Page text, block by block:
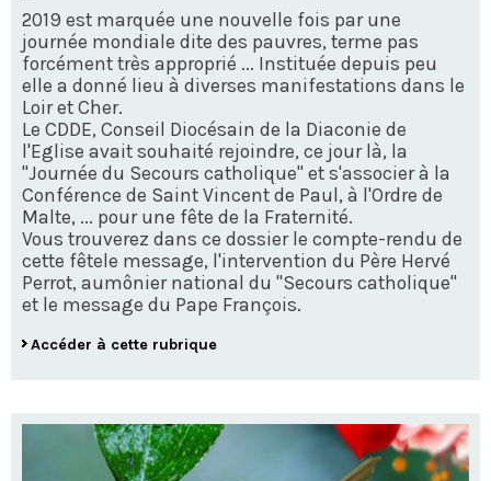
2019 est marquée une nouvelle fois par une
journée mondiale dite des pauvres, terme pas
forcément très approprié ... Instituée depuis peu
elle a donné lieu à diverses manifestations dans le
Loir et Cher.
Le CDDE, Conseil Diocésain de la Diaconie de
l'Eglise avait souhaité rejoindre, ce jour là, la
"Journée du Secours catholique" et s'associer à la
Conférence de Saint Vincent de Paul, à l'Ordre de
Malte, ... pour une fête de la Fraternité.
Vous trouverez dans ce dossier le compte-rendu de
cette fêtele message, l'intervention du Père Hervé
Perrot, aumônier national du "Secours catholique"
et le message du Pape François.
Accéder à cette rubrique